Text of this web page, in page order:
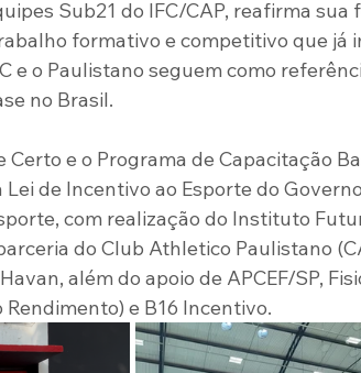
Sub21 do IFC/CAP, reafirma sua
formativo e competitivo que já
e o Paulistano seguem como
no Brasil.
Certo e o Programa de Capacitação
de Incentivo ao Esporte do
com realização do Instituto
do Club Athletico Paulistano
além do apoio de APCEF/SP,
e B16 Incentivo.